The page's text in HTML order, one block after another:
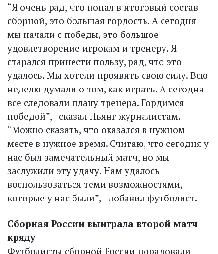
“Я очень рад, что попал в итоговый состав
сборной, это большая гордость. А сегодня
мы начали с победы, это большое
удовлетворение игрокам и тренеру. Я
старался принести пользу, рад, что это
удалось. Мы хотели проявить свою силу. Всю
неделю думали о том, как играть. А сегодня
все следовали плану тренера. Гордимся
победой”, - сказал Ньянг журналистам.
“Можно сказать, что оказался в нужном
месте в нужное время. Считаю, что сегодня у
нас был замечательный матч, но мы
заслужили эту удачу. Нам удалось
воспользоваться теми возможностями,
которые у нас были”, - добавил футболист.
Сборная России выиграла второй матч
кряду
Футболисты сборной России порадовали